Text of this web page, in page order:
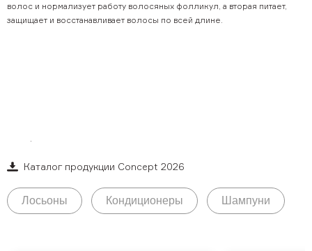
Мероприятия
волос и нормализует работу волосяных фолликул, а вторая питает,
защищает и восстанавливает волосы по всей длине.
.
Каталог продукции Concept 2026
Лосьоны Кондиционеры Шампуни